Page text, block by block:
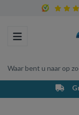
Toggle navigation
Waar bent u naar op